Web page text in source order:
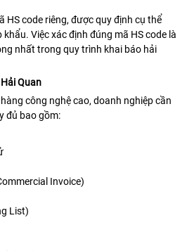
HS code riêng, được quy định cụ thể
Việc xác định đúng mã HS code là
nhất trong quy trình khai báo hải
Quan
công nghệ cao, doanh nghiệp cần
đủ bao gồm:
Invoice)
List)